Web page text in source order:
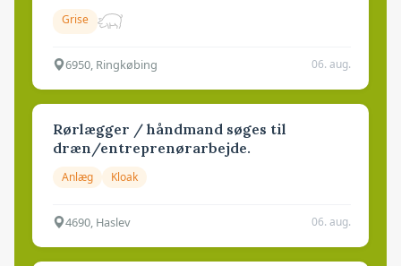
Grise
6950, Ringkøbing 06. aug.
Rørlægger / håndmand søges til
dræn/entreprenørarbejde.
Anlæg Kloak
4690, Haslev 06. aug.